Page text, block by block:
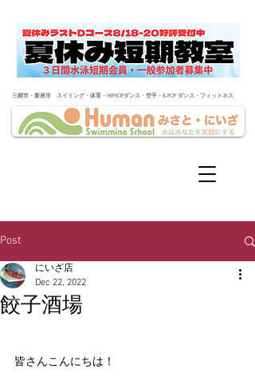
​三郷市・新座市 スイミング・体育・HIPHOPダンス・空手・K-POP ダンス・フィットネス
Post
餃子酒場
にいざ店
Dec 22, 2022
皆さんこんにちは！